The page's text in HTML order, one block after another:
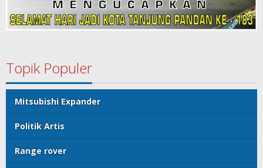
Topik Populer
Mitsubishi Expander
Politik Artis
Range rover